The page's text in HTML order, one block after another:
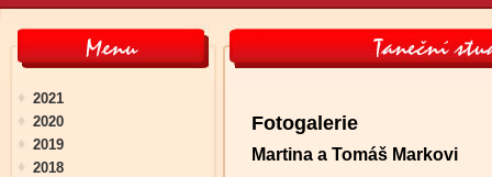
Fotogalerie
Martina a Tomáš Markovi
2021
2020
2019
2018